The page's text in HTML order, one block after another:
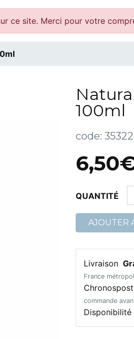
ce site. Merci pour votre
100ml
code:
QUANTITÉ
AJOUTER
Livraison
France
Chronospost
commande
Disponibilité